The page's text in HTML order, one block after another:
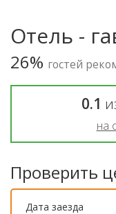
Отель -
26% гостей
0.1
на
Проверить
Дата заезда